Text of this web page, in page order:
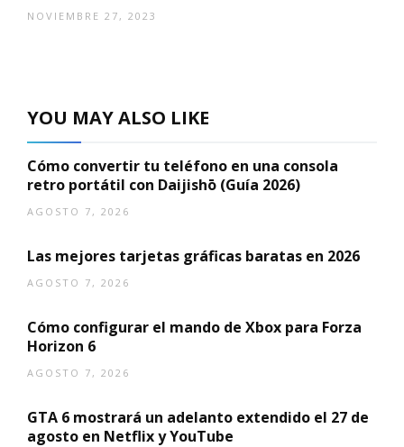
NOVIEMBRE 27, 2023
YOU MAY ALSO LIKE
Cómo convertir tu teléfono en una consola
retro portátil con Daijishō (Guía 2026)
AGOSTO 7, 2026
Las mejores tarjetas gráficas baratas en 2026
AGOSTO 7, 2026
Cómo configurar el mando de Xbox para Forza
Horizon 6
AGOSTO 7, 2026
GTA 6 mostrará un adelanto extendido el 27 de
agosto en Netflix y YouTube